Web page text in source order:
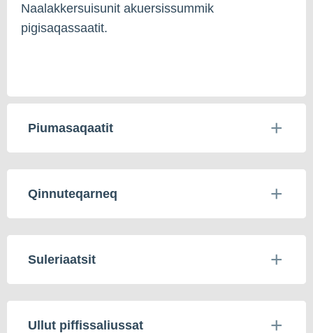
Naalakkersuisunit akuersissummik
pigisaqassaatit.
Piumasaqaatit
Qinnuteqarneq
Suleriaatsit
Ullut piffissaliussat